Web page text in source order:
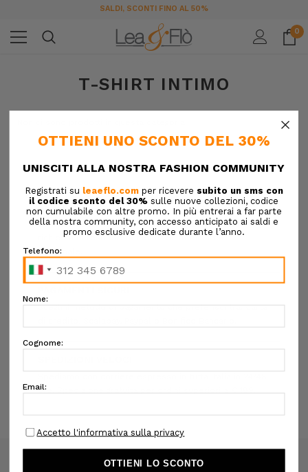
SALDI, SCONTI FINO AL 50%
0
T-SHIRT INTIMO
RESI FACILI
Se il tuo acquisto non ti soddisfa, puoi inviare la
richiesta di reso direttamente dalla tua area
personale.
ore. Spedizione gratuita per ordini superiori a € 189.
×